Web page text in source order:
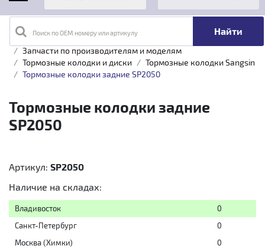
Поиск по OEM номеру или артикулу
Главная
Каталог товаров
Запчасти по производителям и моделям
Тормозные колодки и диски
Тормозные колодки Sangsin
Тормозные колодки задние SP2050
Тормозные колодки задние
SP2050
Артикул: SP2050
Наличие на складах:
Владивосток
0
Санкт-Петербург
0
Москва (Химки)
0